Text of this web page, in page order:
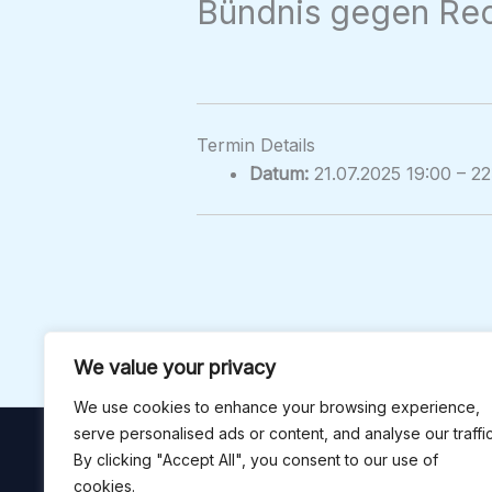
We value your privacy
We use cookies to enhance your browsing experience,
serve personalised ads or content, and analyse our
By clicking "Accept All", you consent to our use of
cookies.
Bündnis gegen
Termin Details
Datum: 21.07.2025 19:00 –